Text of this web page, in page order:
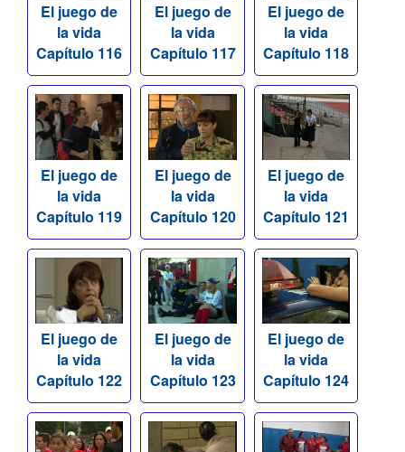
El juego de
la vida
Capítulo 116
El juego de
la vida
Capítulo 117
El juego de
la vida
Capítulo 118
El juego de
la vida
Capítulo 119
El juego de
la vida
Capítulo 120
El juego de
la vida
Capítulo 121
El juego de
la vida
Capítulo 122
El juego de
la vida
Capítulo 123
El juego de
la vida
Capítulo 124